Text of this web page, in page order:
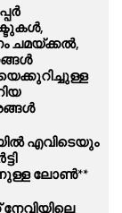
ചമയ്ക്കല്‍,
എവിടെയും
ലോൺ**
നേവിയിലെ